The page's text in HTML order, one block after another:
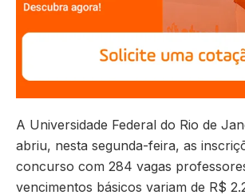
A Universidade Federal do Rio de
abriu, nesta segunda-feira, as
concurso com 284 vagas
vencimentos básicos variam de R$